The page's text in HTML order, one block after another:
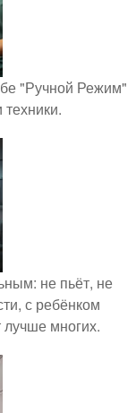
"Ручной Режим"
не пьёт, не
с ребёнком
лучше многих.